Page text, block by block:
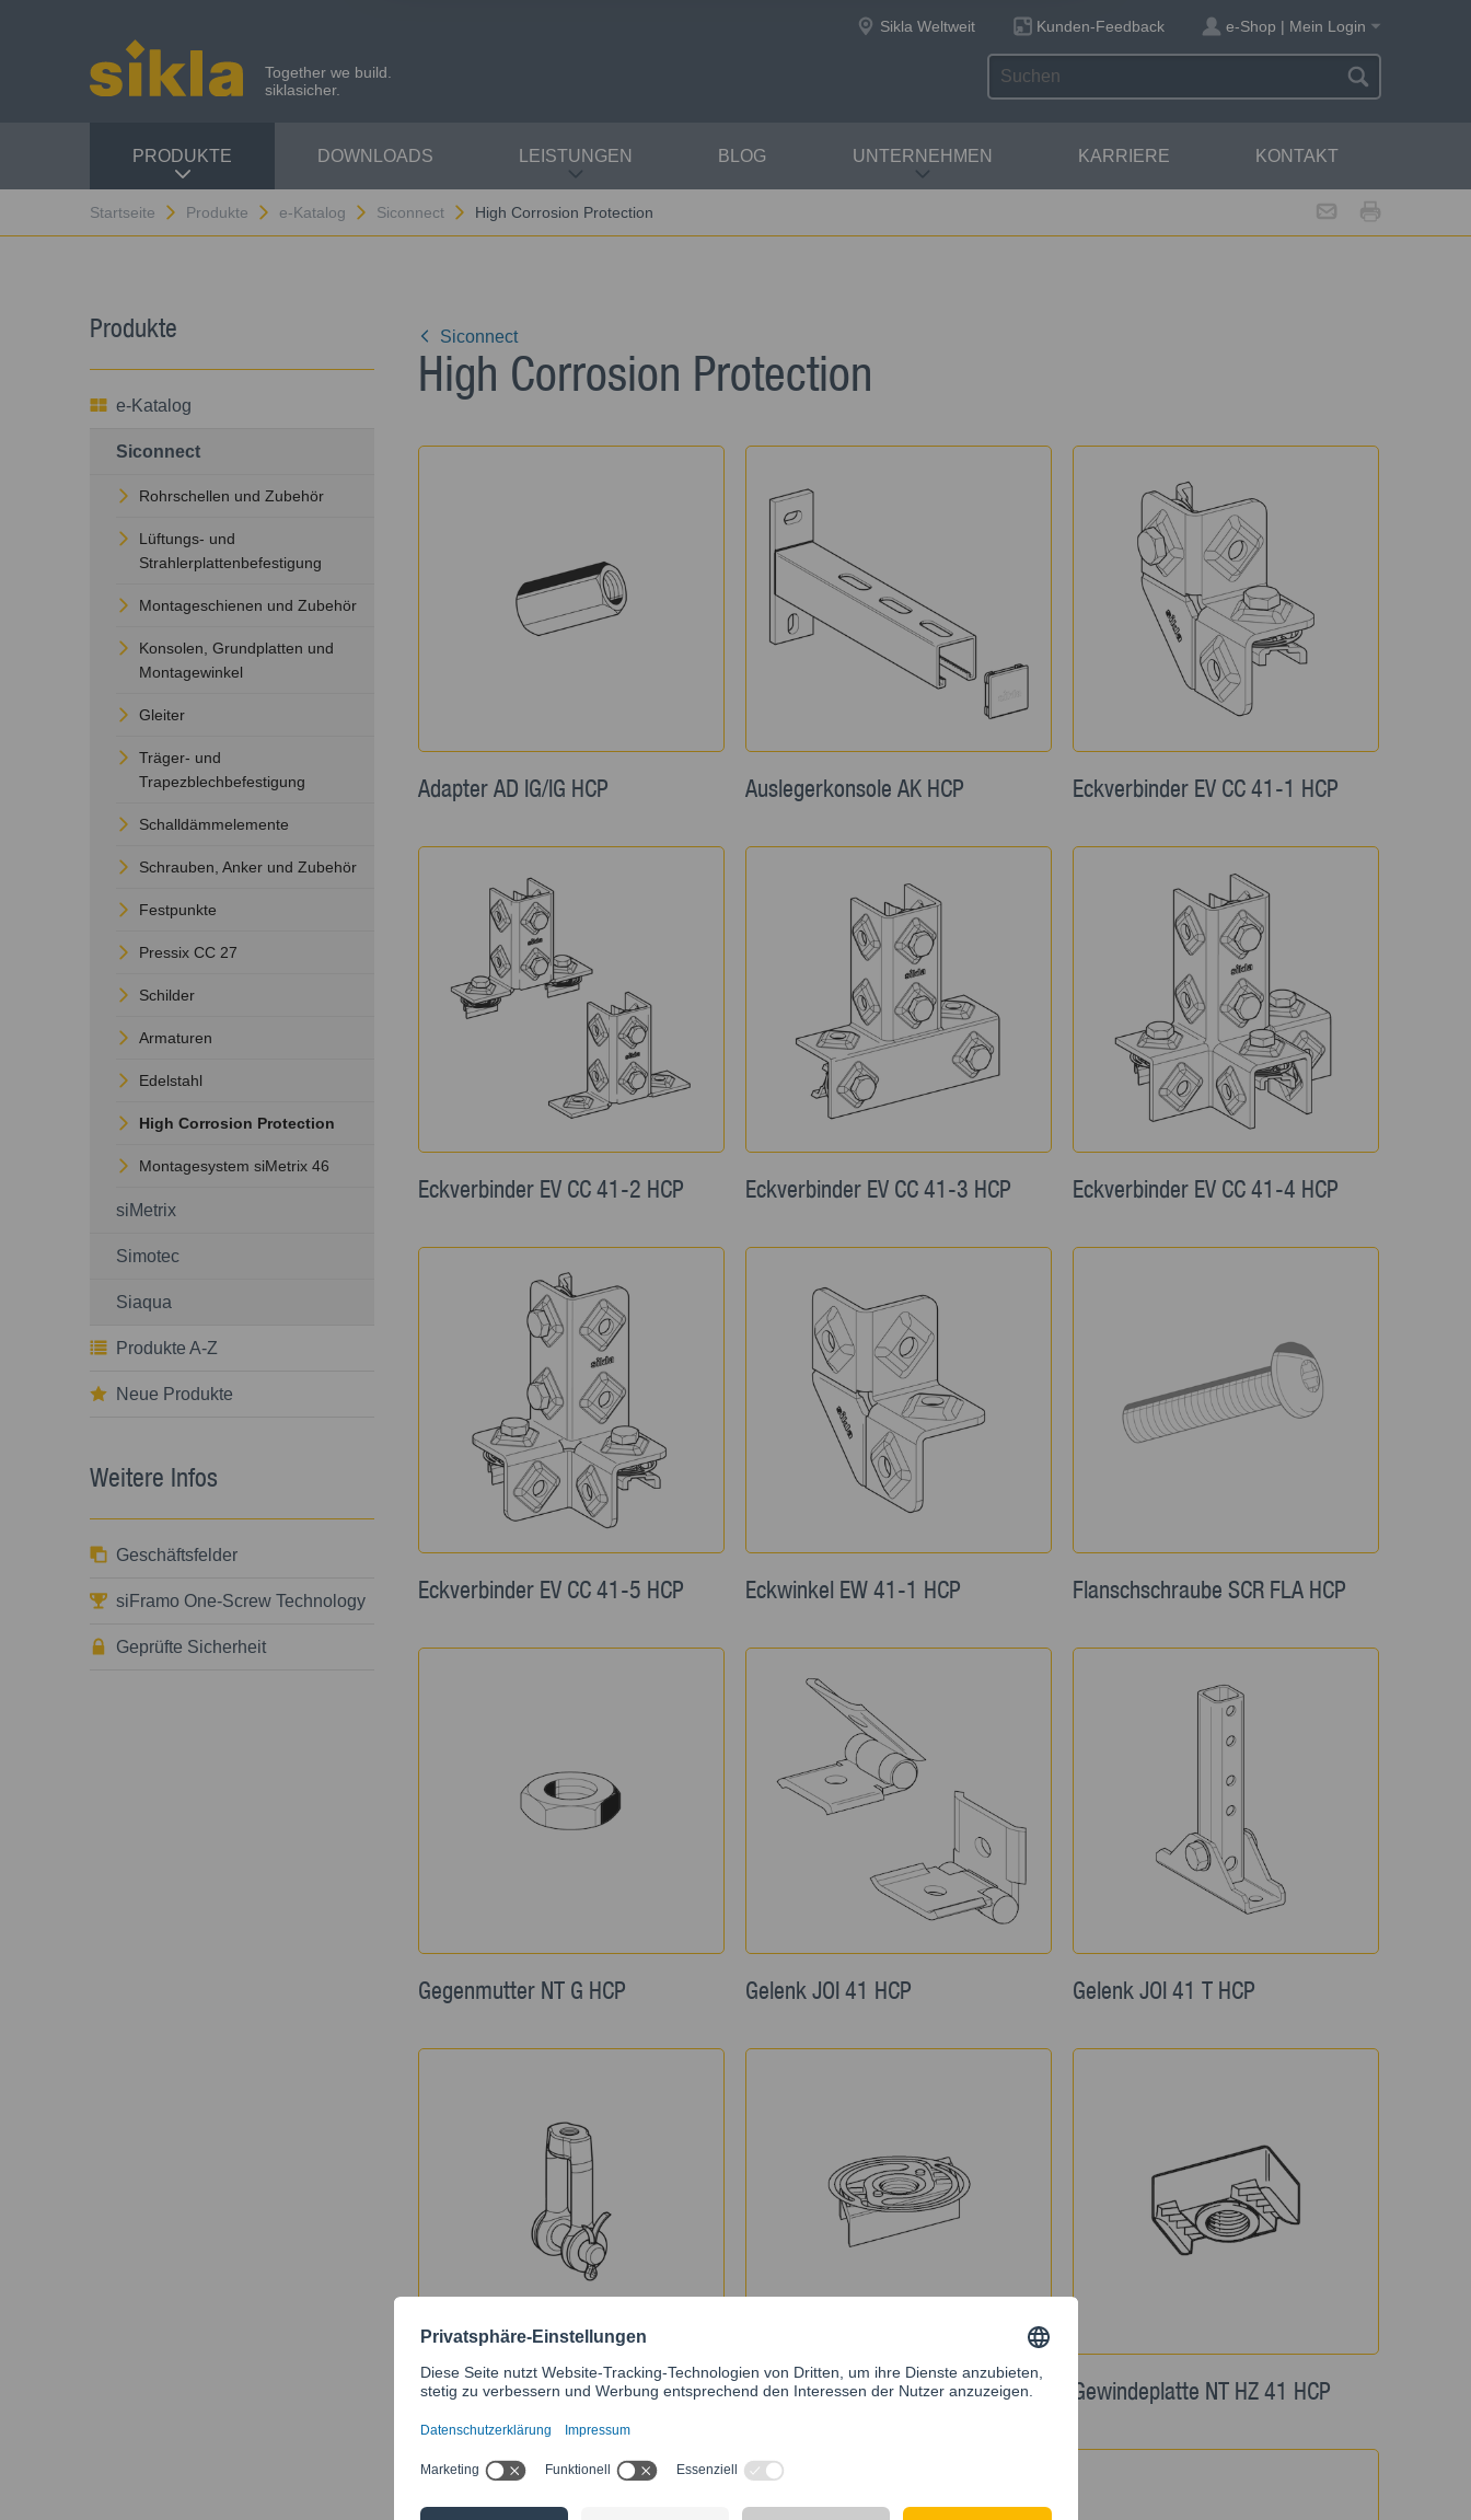
Together we build.
siklasicher.
Sikla Weltweit Kunden-Feedback e-Shop | Mein Login
PRODUKTE DOWNLOADS LEISTUNGEN BLOG UNTERNEHMEN KARRIERE KONTAKT
Startseite Produkte e-Katalog Siconnect High Corrosion Protection
Produkte
e-Katalog
Siconnect
Rohrschellen und Zubehör
Lüftungs- und
Strahlerplattenbefestigung
Montageschienen und Zubehör
Konsolen, Grundplatten und
Montagewinkel
Gleiter
Träger- und
Trapezblechbefestigung
Schalldämmelemente
Schrauben, Anker und Zubehör
Festpunkte
Pressix CC 27
Schilder
Armaturen
Edelstahl
High Corrosion Protection
Montagesystem siMetrix 46
siMetrix
Simotec
Siaqua
Produkte A-Z
Neue Produkte
Weitere Infos
Geschäftsfelder
siFramo One-Screw Technology
Geprüfte Sicherheit
Siconnect
High Corrosion Protection
Adapter AD IG/IG HCP Auslegerkonsole AK HCP Eckverbinder EV CC 41-1 HCP
Eckverbinder EV CC 41-2 HCP Eckverbinder EV CC 41-3 HCP Eckverbinder EV CC 41-4 HCP
Eckverbinder EV CC 41-5 HCP Eckwinkel EW 41-1 HCP Flanschschraube SCR FLA HCP
Gegenmutter NT G HCP Gelenk JOI 41 HCP Gelenk JOI 41 T HCP
Gewindebügel GWB HCP Gewindeplatte NT CC 41 HCP Gewindeplatte NT HZ 41 HCP